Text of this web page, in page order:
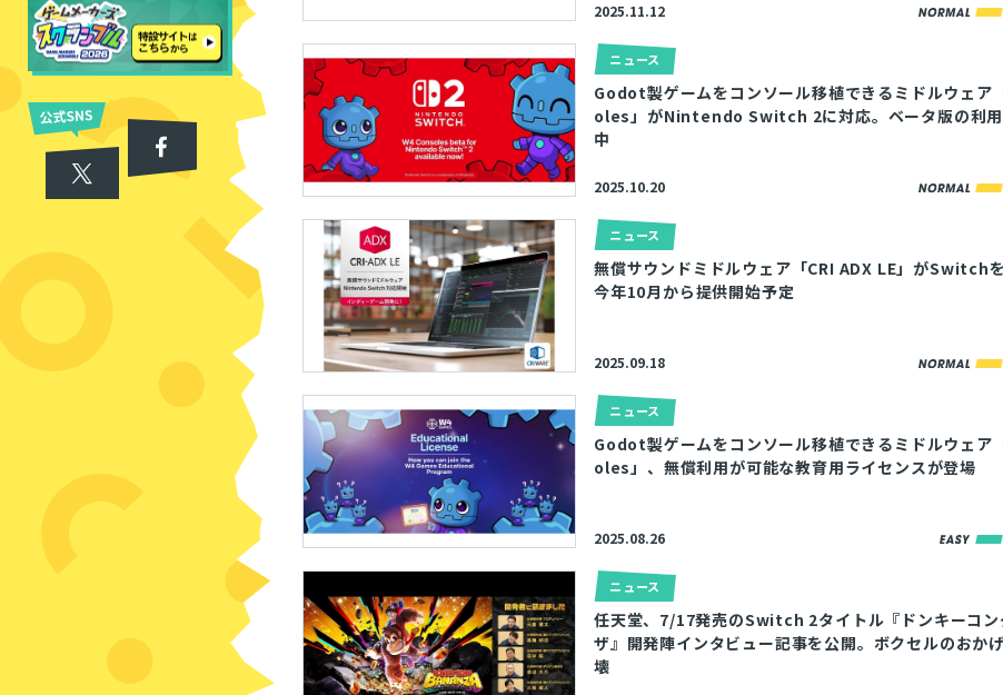
2025.11.12
ニュース
Godot製ゲームをコンソール移植できるミドルウェア
oles」がNintendo Switch 2に対応。ベータ版の利用
中
2025.10.20
ニュース
無償サウンドミドルウェア「CRI ADX LE」がSwitchを
今年10月から提供開始予定
2025.09.18
ニュース
Godot製ゲームをコンソール移植できるミドルウェア
oles」、無償利用が可能な教育用ライセンスが登場
2025.08.26
ニュース
任天堂、7/17発売のSwitch 2タイトル『ドンキーコン
ザ』開発陣インタビュー記事を公開。ボクセルのおか
壊